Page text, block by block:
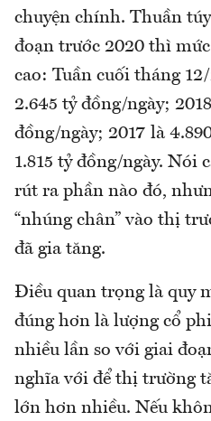
chuyện chính. Thuần
đoạn trước 2020 thì
cao: Tuần cuối tháng
2.645 tỷ đồng/ngày;
đồng/ngày; 2017 là
1.815 tỷ đồng/ngày. Nói
rút ra phần nào đó,
“nhúng chân” vào thị
đã gia tăng.
Điều quan trọng là quy
đúng hơn là lượng cổ
nhiều lần so với giai
nghĩa với để thị trường
lớn hơn nhiều. Nếu